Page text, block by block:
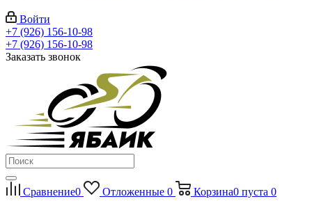
Войти
+7 (926) 156-10-98
+7 (926) 156-10-98
Заказать звонок
Сравнение0 Отложенные 0 Корзина0 пуста 0